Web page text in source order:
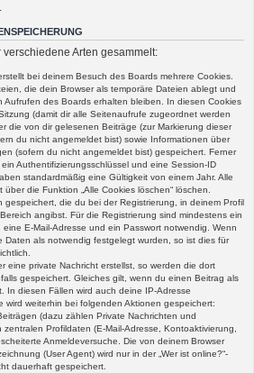
Arten gesammelt:
bei deinem Besuch des Boards mehrere Cookies.
die dein Browser als temporäre Dateien ablegt und
Aufrufen des Boards erhalten bleiben. In diesen Cookies
(damit dir alle Seitenaufrufe zugeordnet werden
die von dir gelesenen Beiträge (zur Markierung dieser
du nicht angemeldet bist) sowie Informationen über
(sofern du nicht angemeldet bist) gespeichert. Ferner
Authentifizierungsschlüssel und eine Session-ID
standardmäßig eine Gültigkeit von einem Jahr. Alle
die Funktion „Alle Cookies löschen“ löschen.
gespeichert, die du bei der Registrierung, in deinem Profil
angibst. Für die Registrierung sind mindestens ein
E-Mail-Adresse und ein Passwort notwendig. Wenn
Daten als notwendig festgelegt wurden, so ist dies für
eine private Nachricht erstellst, so werden die dort
gespeichert. Gleiches gilt, wenn du einen Beitrag als
In diesen Fällen wird auch deine IP-Adresse
wird weiterhin bei folgenden Aktionen gespeichert:
(dazu zählen Private Nachrichten und
Profildaten (E-Mail-Adresse, Kontoaktivierung,
Anmeldeversuche. Die von deinem Browser
(User Agent) wird nur in der „Wer ist online?“-
dauerhaft gespeichert.